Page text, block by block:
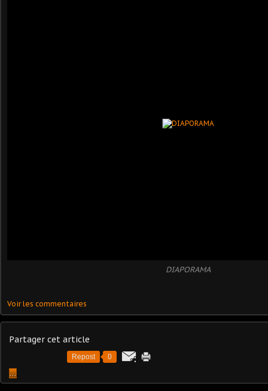
DIAPORAMA
Voir les commentaires
Partager cet article
Repost 0
…